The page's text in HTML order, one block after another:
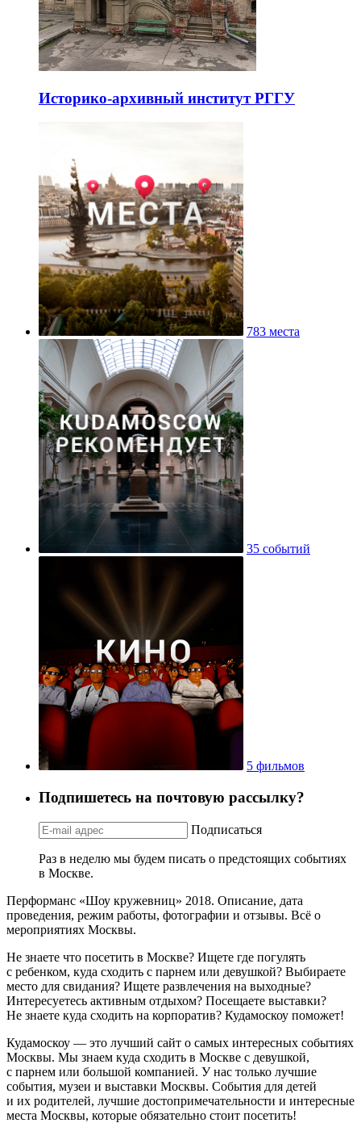
Историко-архивный институт РГГУ
783 места
35 событий
5 фильмов
Подпишетесь на почтовую рассылку?
Подписаться
Раз в неделю мы будем писать о предстоящих событиях
в Москве.
Перформанс «Шоу кружевниц» 2018. Описание, дата
проведения, режим работы, фотографии и отзывы. Всё о
мероприятиях Москвы.
Не знаете что посетить в Москве? Ищете где погулять
с ребенком, куда сходить с парнем или девушкой? Выбираете
место для свидания? Ищете развлечения на выходные?
Интересуетесь активным отдыхом? Посещаете выставки?
Не знаете куда сходить на корпоратив? Кудамоскоу поможет!
Кудамоскоу — это лучший сайт о самых интересных событиях
Москвы. Мы знаем куда сходить в Москве с девушкой,
с парнем или большой компанией. У нас только лучшие
события, музеи и выставки Москвы. События для детей
и их родителей, лучшие достопримечательности и интересные
места Москвы, которые обязательно стоит посетить!